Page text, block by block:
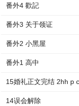
番外4 歡記
番外3 关于领证
番外2 小黑屋
番外1 高中
15婚礼正文完结 2hh p
14误会解除